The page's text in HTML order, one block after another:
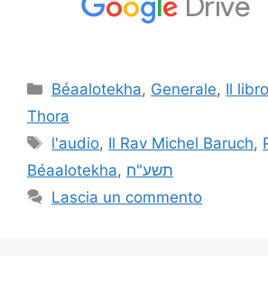
Béaalotekha, Generale, Il
Thora
l'audio, Il Rav Michel Baruch,
Béaalotekha, תשע"ח
Lascia un commento